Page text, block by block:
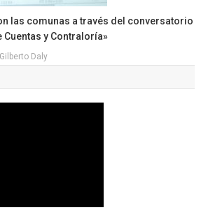
las comunas a través del conversatorio
Cuentas y Contraloría»
Gilberto Daly